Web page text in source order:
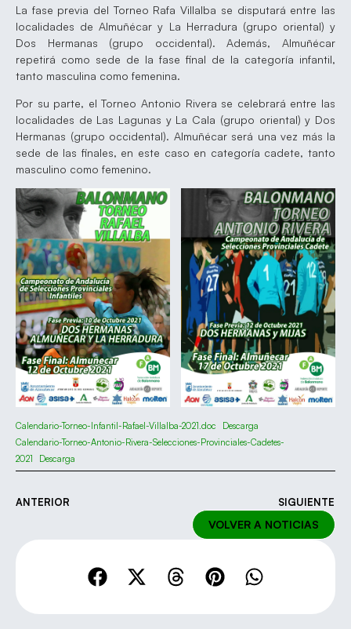
La fase previa del Torneo Rafa Villalba se disputará entre las
localidades de Almuñécar y La Herradura (grupo oriental) y
Dos Hermanas (grupo occidental). Además, Almuñécar
repetirá como sede de la fase final de la categoría infantil,
tanto masculina como femenina.
Por su parte, el Torneo Antonio Rivera se celebrará entre las
localidades de Las Lagunas y La Cala (grupo oriental) y Dos
Hermanas (grupo occidental). Almuñécar será una vez más la
sede de las finales, en este caso en categoría cadete, tanto
masculino como femenino.
Calendario-Torneo-Infantil-Rafael-Villalba-2021.doc
Descarga
Calendario-Torneo-Antonio-Rivera-Selecciones-Provinciales-Cadetes-
2021
Descarga
ANTERIOR SIGUIENTE
VOLVER A NOTICIAS